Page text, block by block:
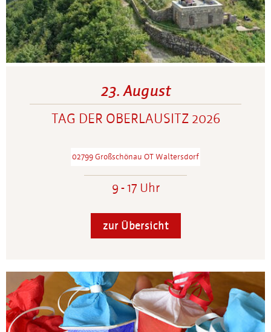
23. August
TAG DER OBERLAUSITZ 2026
02799 Großschönau OT Waltersdorf
9 - 17 Uhr
zur Übersicht